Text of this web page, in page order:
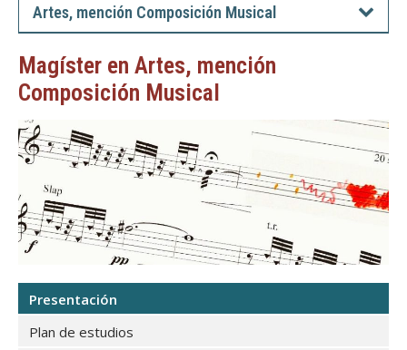
ETAPA BÁSICA
CARRERAS
POSTGRADO
CREACIÓNE INVESTIGACIÓN
BIBLIOTECA
DEPARTAMENTOS
FACULTAD
Estudiantes
Académicas/os
Artes, mención Composición Musical
Magíster en Artes, mención
Composición Musical
Magíster en Artes con mención en Composición Musical
Presentación
Plan de estudios